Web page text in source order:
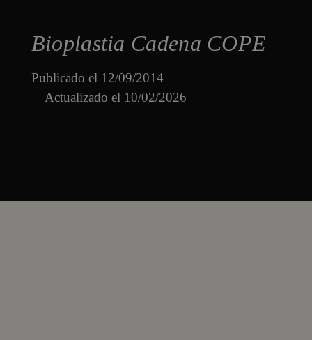
Bioplastia Cadena COPE
Publicado el 12/09/2014
Actualizado el 10/02/2026